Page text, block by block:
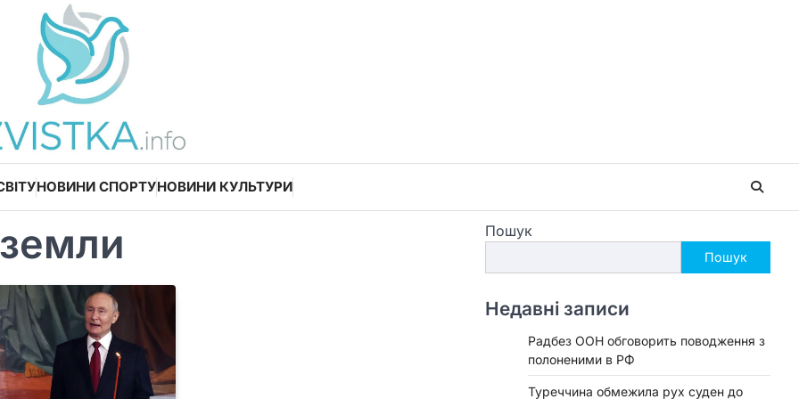
НОВИНИ СПОРТУНОВИНИ КУЛЬТУРИ
Пошук
Пошук
Недавні записи
Радбез ООН обговорить поводження з
полоненими в РФ
Туреччина обмежила рух суден до